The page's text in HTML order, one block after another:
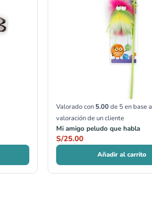
Valorado con 5.00de 5 en base a
valoración de un cliente
Mi amigo peludo que habla
S/25.00
Añadir al carrito